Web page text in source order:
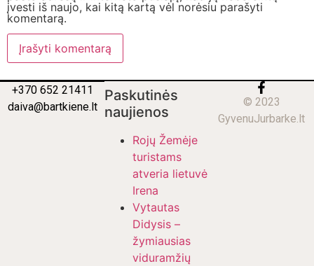
įvesti iš naujo, kai kitą kartą vėl norėsiu parašyti
komentarą.
+370 652 21411
daiva@bartkiene.lt
Paskutinės
naujienos
Rojų Žemėje
turistams
atveria lietuvė
Irena
Vytautas
Didysis –
žymiausias
viduramžių
© 2023
GyvenuJurbarke.lt